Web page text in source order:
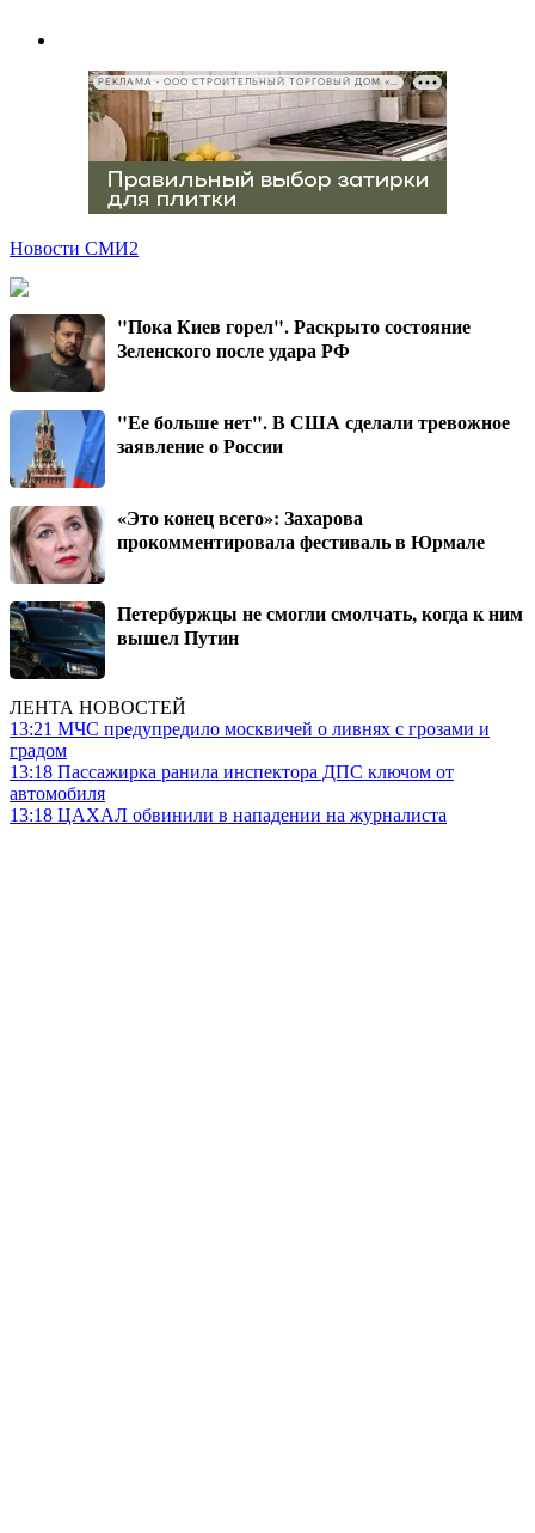
РЕКЛАМА • ООО СТРОИТЕЛЬНЫЙ ТОРГОВЫЙ ДОМ «ПЕТРОВИЧ», ИНН 7802348846
Новости СМИ2
"Пока Киев горел". Раскрыто состояние
Зеленского после удара РФ
"Ее больше нет". В США сделали тревожное
заявление о России
«Это конец всего»: Захарова
прокомментировала фестиваль в Юрмале
Петербуржцы не смогли смолчать, когда к ним
вышел Путин
ЛЕНТА НОВОСТЕЙ
13:21 МЧС предупредило москвичей о ливнях с грозами и
градом
13:18 Пассажирка ранила инспектора ДПС ключом от
автомобиля
13:18 ЦАХАЛ обвинили в нападении на журналиста